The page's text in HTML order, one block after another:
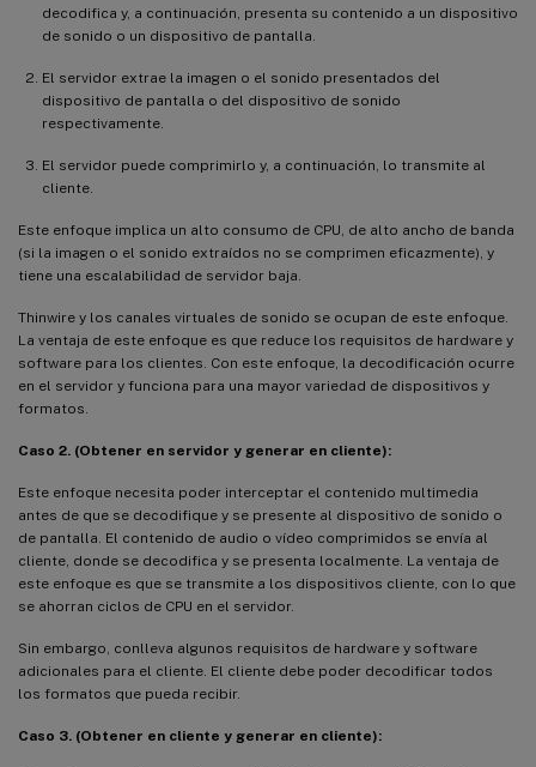
decodifica y, a continuación, presenta su contenido a un dispositivo
de sonido o un dispositivo de pantalla.
El servidor extrae la imagen o el sonido presentados del
dispositivo de pantalla o del dispositivo de sonido
respectivamente.
El servidor puede comprimirlo y, a continuación, lo transmite al
cliente.
Este enfoque implica un alto consumo de CPU, de alto ancho de banda
(si la imagen o el sonido extraídos no se comprimen eficazmente), y
tiene una escalabilidad de servidor baja.
Thinwire y los canales virtuales de sonido se ocupan de este enfoque.
La ventaja de este enfoque es que reduce los requisitos de hardware y
software para los clientes. Con este enfoque, la decodificación ocurre
en el servidor y funciona para una mayor variedad de dispositivos y
formatos.
Caso 2. (Obtener en servidor y generar en cliente):
Este enfoque necesita poder interceptar el contenido multimedia
antes de que se decodifique y se presente al dispositivo de sonido o
de pantalla. El contenido de audio o vídeo comprimidos se envía al
cliente, donde se decodifica y se presenta localmente. La ventaja de
este enfoque es que se transmite a los dispositivos cliente, con lo que
se ahorran ciclos de CPU en el servidor.
Sin embargo, conlleva algunos requisitos de hardware y software
adicionales para el cliente. El cliente debe poder decodificar todos
los formatos que pueda recibir.
Caso 3. (Obtener en cliente y generar en cliente):